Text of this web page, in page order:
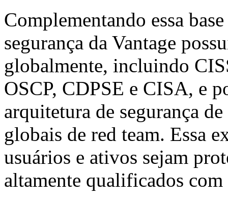
Complementando essa
segurança da Vantage
globalmente, incluindo
OSCP, CDPSE e CISA, e
arquitetura de segurança
globais de red team. Essa
usuários e ativos sejam
altamente qualificados